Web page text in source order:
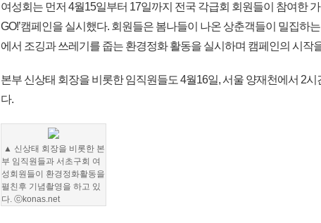
여성회는 먼저 4월15일부터 17일까지 전국 각급회 회원들이 참여한 가
GO!’캠페인을 실시했다. 회원들은 봄나들이 나온 상춘객들이 밀집하
에서 조깅과 쓰레기를 줍는 환경정화 활동을 실시하며 캠페인의 시작
본부 신상태 회장을 비롯한 임직원들도 4월16일, 서울 양재천에서 2
다.
▲ 신상태 회장을 비롯한 본
부 임직원들과 서초구회 여
성회원들이 환경정화활동을
펼친후 기념촬영을 하고 있
다. ⓒkonas.net